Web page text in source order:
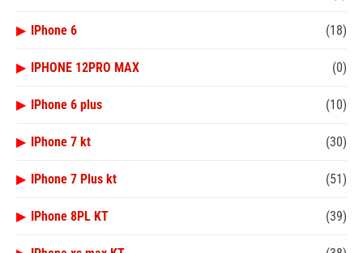
▶ IPhone 6 (18)
▶ IPHONE 12PRO MAX (0)
▶ IPhone 6 plus (10)
▶ IPhone 7 kt (30)
▶ IPhone 7 Plus kt (51)
▶ IPhone 8PL KT (39)